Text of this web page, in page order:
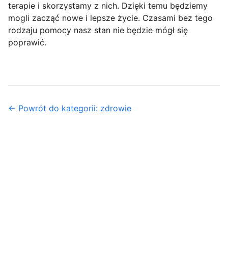
terapie i skorzystamy z nich. Dzięki temu będziemy
mogli zacząć nowe i lepsze życie. Czasami bez tego
rodzaju pomocy nasz stan nie będzie mógł się
poprawić.
← Powrót do kategorii: zdrowie